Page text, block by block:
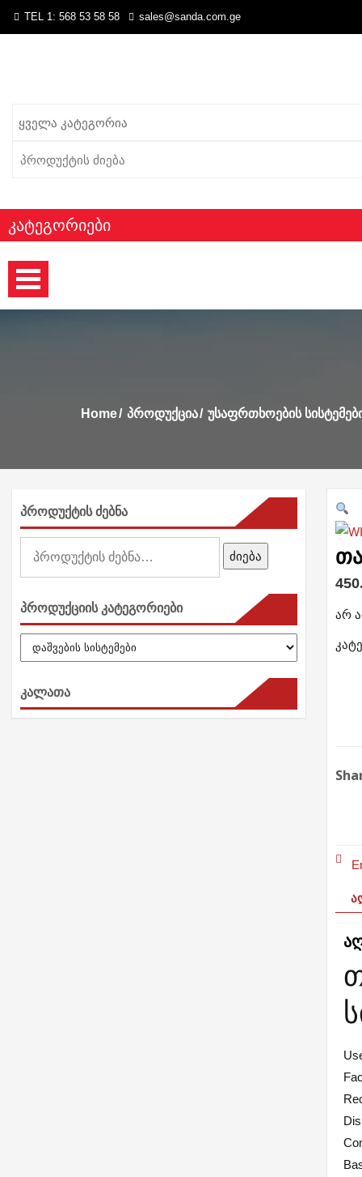
TEL 1: 568 53 58 58 sales@sanda.com.ge
Search
Კატეგორიები
Home Პროდუქცია Უსაფრთხოების
არ
პროდუქტის ძებნა
ძებნა:
ძიება
პროდუქციის კატეგორიები
კალათა